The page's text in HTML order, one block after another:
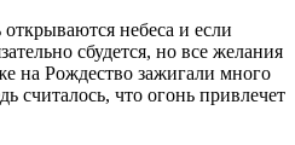
небеса и если
сбудется, но все желания
на Рождество зажигали много
считалось, что огонь привлечет